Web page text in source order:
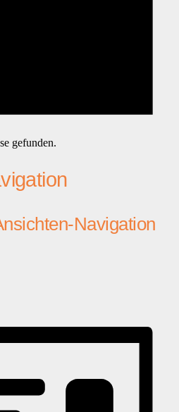
gefunden.
Navigation